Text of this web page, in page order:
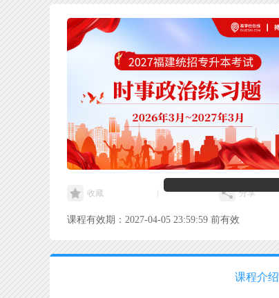
收藏 分享
课程有效期：2027-04-05 23:59:59 前有效
课程介绍